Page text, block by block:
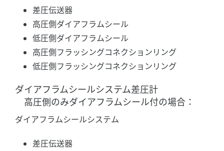
差圧伝送器
高圧側ダイアフラムシール
低圧側ダイアフラムシール
高圧側フラッシングコネクションリング
低圧側フラッシングコネクションリング
ダイアフラムシールシステム差圧計
高圧側のみダイアフラムシール付の場合：
ダイアフラムシールシステム
差圧伝送器